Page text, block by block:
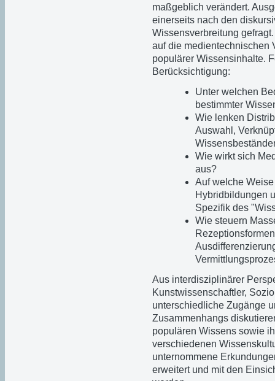
maßgeblich verändert.
einerseits nach den
Wissensverbreitung
auf die medientechnischen
populärer Wissensinhalte.
Berücksichtigung:
Unter welchen
bestimmter
Wie lenken
Auswahl,
Wie wirkt sich
aus?
Auf welche
Hybridbildungen
Spezifik des
Wie steuern
Aus interdisziplinärer
Kunstwissenschaftler,
unterschiedliche Zugänge
Zusammenhangs
populären Wissens sowie
verschiedenen
unternommene
erweitert und mit den